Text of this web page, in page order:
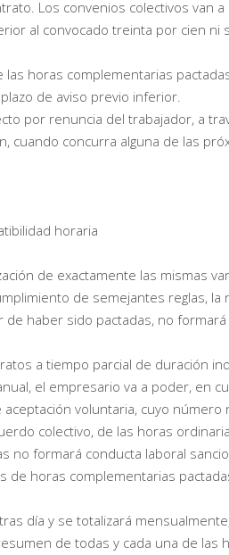
Los convenios colectivos van
al convocado treinta por cien ni
horas complementarias
de aviso previo inferior.
por renuncia del trabajador, a
cuando concurra alguna de las
horaria
de exactamente las mismas
de semejantes reglas, la
haber sido pactadas, no
a tiempo parcial de duración
el empresario va a poder, en
voluntaria, cuyo número
colectivo, de las horas
no formará conducta laboral
de horas complementarias
día y se totalizará
de todas y cada una de las